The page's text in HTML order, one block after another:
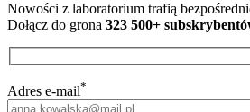
Nowości z laboratorium trafią
Dołącz do grona 323 500+
Adres e-mail*